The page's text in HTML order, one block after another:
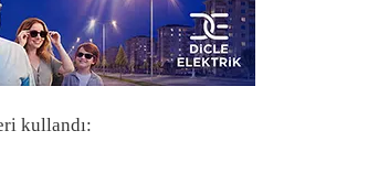
kullandı: